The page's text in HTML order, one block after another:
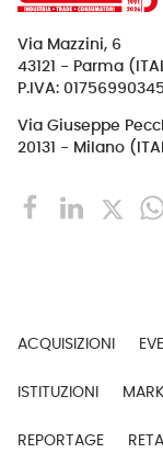
Via Mazzini, 6
43121 - Parma
P.IVA: 01756990345
Via Giuseppe
20131 - Milano
ACQUISIZIONI
ISTITUZIONI
REPORTAGE